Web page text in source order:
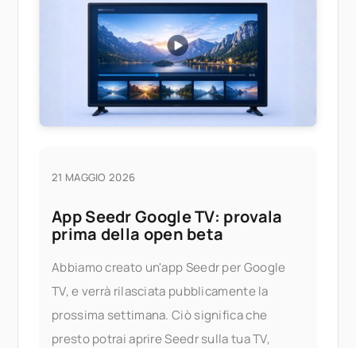
— senza preoccuparti dei limiti. Cosa è
cambiato? Ecco
21 MAGGIO 2026
App Seedr Google TV: provala
prima della open beta
Abbiamo creato un'app Seedr per Google
TV, e verrà rilasciata pubblicamente la
prossima settimana. Ciò significa che
presto potrai aprire Seedr sulla tua TV,